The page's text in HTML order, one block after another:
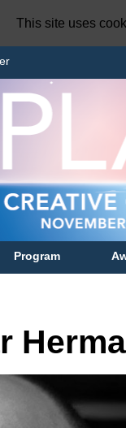
Program
This site uses